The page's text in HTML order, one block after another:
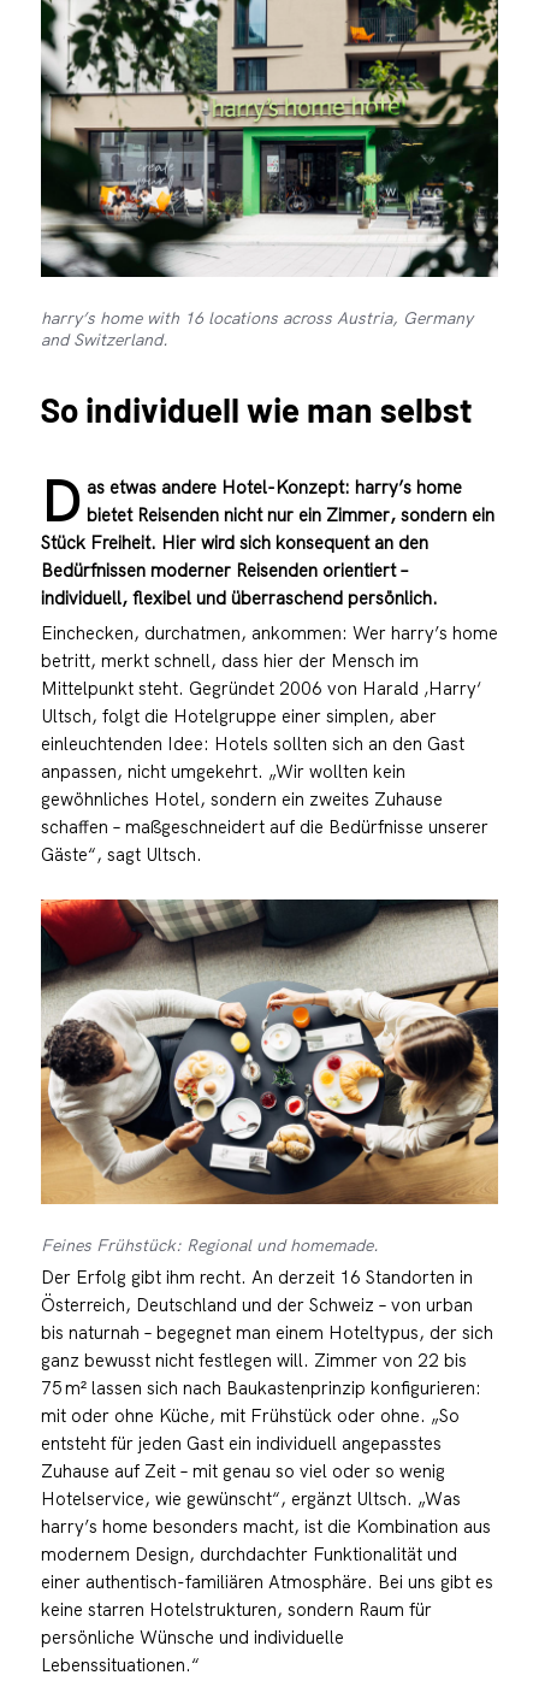
harry’s home with 16 locations across Austria, Germany
and Switzerland.
So individuell wie man selbst
D as etwas andere Hotel-Konzept: harry’s home
bietet Reisenden nicht nur ein Zimmer, sondern ein
Stück Freiheit. Hier wird sich konsequent an den
Bedürfnissen moderner Reisenden orientiert –
individuell, flexibel und überraschend persönlich.
Einchecken, durchatmen, ankommen: Wer harry’s home
betritt, merkt schnell, dass hier der Mensch im
Mittelpunkt steht. Gegründet 2006 von Harald ‚Harry‘
Ultsch, folgt die Hotelgruppe einer simplen, aber
einleuchtenden Idee: Hotels sollten sich an den Gast
anpassen, nicht umgekehrt. „Wir wollten kein
gewöhnliches Hotel, sondern ein zweites Zuhause
schaffen – maßgeschneidert auf die Bedürfnisse unserer
Gäste“, sagt Ultsch.
Feines Frühstück: Regional und homemade.
Der Erfolg gibt ihm recht. An derzeit 16 Standorten in
Österreich, Deutschland und der Schweiz – von urban
bis naturnah – begegnet man einem Hoteltypus, der sich
ganz bewusst nicht festlegen will. Zimmer von 22 bis
75 m² lassen sich nach Baukastenprinzip konfigurieren:
mit oder ohne Küche, mit Frühstück oder ohne. „So
entsteht für jeden Gast ein individuell angepasstes
Zuhause auf Zeit – mit genau so viel oder so wenig
Hotelservice, wie gewünscht“, ergänzt Ultsch. „Was
harry’s home besonders macht, ist die Kombination aus
modernem Design, durchdachter Funktionalität und
einer authentisch-familiären Atmosphäre. Bei uns gibt es
keine starren Hotelstrukturen, sondern Raum für
persönliche Wünsche und individuelle
Lebenssituationen.“